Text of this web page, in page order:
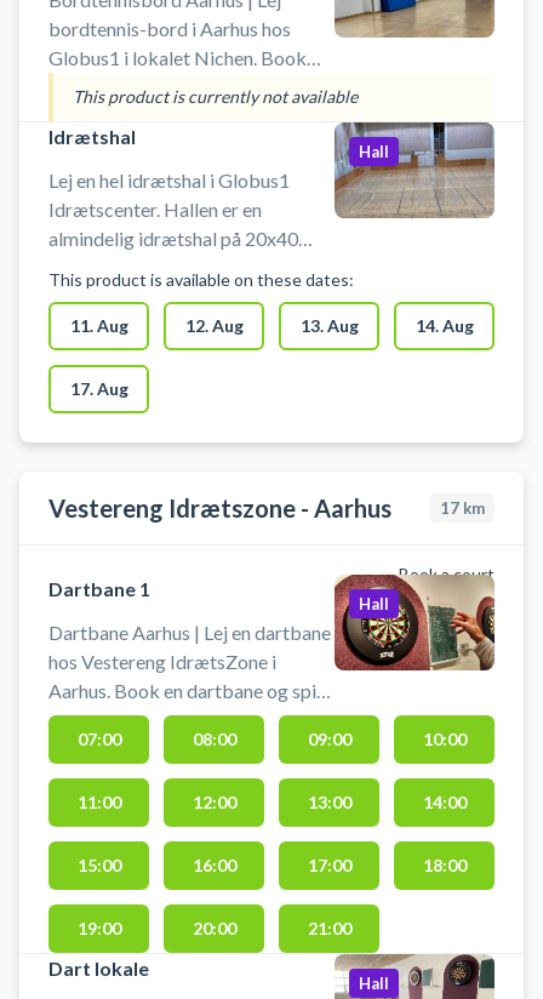
bordtennis-bord i Aarhus hos
Globus1 i lokalet Nichen. Book
bordtennisbord og spil bordtennis
i Aarhus. Anlægget er bemandet.
Der skal bruges indendørssko. Der
er omklædningsrum. Prisen er inkl.
leje af bat og bolde.
This product is currently not available
Idrætshal
Lej en hel idrætshal i Globus1
Idrætscenter. Hallen er en
almindelig idrætshal på 20x40
som indendørs fodboldbane med
bander. Man skal bruge
indendørssko. Anlægget er
bemandet. Der er omklædning.
#Book-indendørs-fodbold #Spil-
indendørs-fodbold #Indendørs-
Aarhus
Hall
This product is available on these dates:
11. Aug 12. Aug 13. Aug 14. Aug
17. Aug
Vestereng Idrætszone - Aarhus 17 km
Book a court
Dartbane 1
Dartbane Aarhus | Lej en dartbane
hos Vestereng IdrætsZone i
Aarhus. Book en dartbane og spil
dart i Aarhus på en kvalitets
dartbane hos Vestereng
IdrætsZone. Du skal selv
medbringe pile til at spille med.
Der er gratis parkering 50 meter
fra hallen ved booking af dartbane
i Aarhus i Vestereng IdrætsZone's
lokaler.
Hall
07:00 08:00 09:00 10:00
11:00 12:00 13:00 14:00
15:00 16:00 17:00 18:00
19:00 20:00 21:00
Dart lokale
Hall